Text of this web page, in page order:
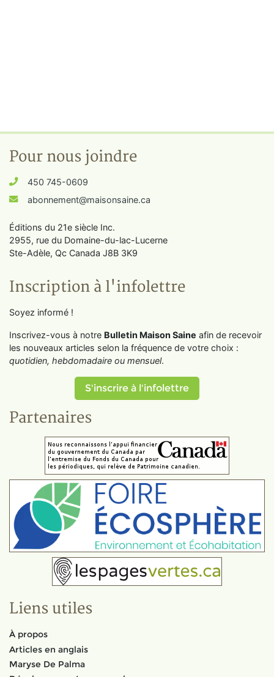
Pour nous joindre
450 745-0609
abonnement@maisonsaine.ca
Éditions du 21e siècle Inc.
2955, rue du Domaine-du-lac-Lucerne
Ste-Adèle, Qc Canada J8B 3K9
Inscription à l'infolettre
Soyez informé !
Inscrivez-vous à notre Bulletin Maison Saine afin de recevoir
les nouveaux articles selon la fréquence de votre choix :
quotidien, hebdomadaire ou mensuel.
S'inscrire à l'infolettre
Partenaires
Liens utiles
À propos
Articles en anglais
Maryse De Palma